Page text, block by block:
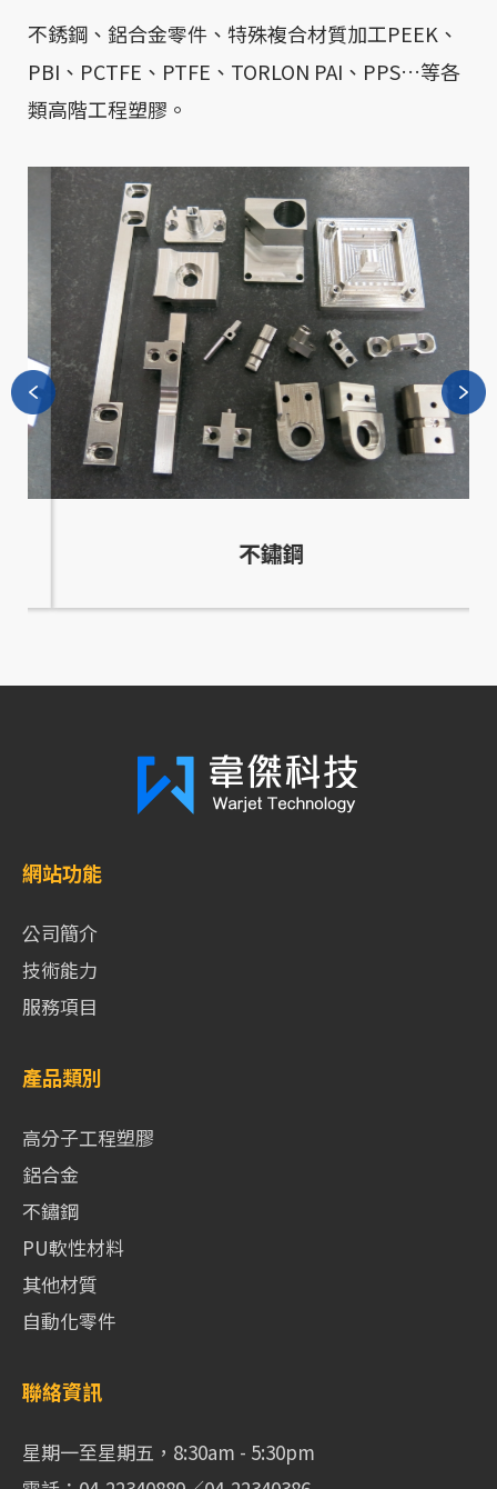
不銹鋼、鋁合金零件、特殊複合材質加工PEEK、
PBI、PCTFE、PTFE、TORLON PAI、PPS…等各
類高階工程塑膠。
不鏽鋼
網站功能
公司簡介
技術能力
服務項目
產品類別
高分子工程塑膠
鋁合金
不鏽鋼
PU軟性材料
其他材質
自動化零件
聯絡資訊
星期一至星期五，8:30am - 5:30pm